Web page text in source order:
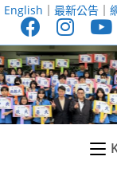
English ｜ 最新公告｜